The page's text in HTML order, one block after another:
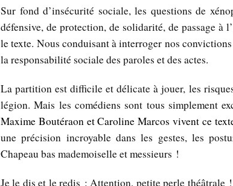
Sur fond d’insécurité sociale, les questions de
défensive, de protection, de solidarité, de passage à
le texte. Nous conduisant à interroger nos
la responsabilité sociale des paroles et des actes.
La partition est difficile et délicate à jouer, les
légion. Mais les comédiens sont tous simplement
Maxime Boutéraon et Caroline Marcos vivent ce
une précision incroyable dans les gestes, les
Chapeau bas mademoiselle et messieurs !
Je le dis et le redis : Attention, petite perle théâtrale